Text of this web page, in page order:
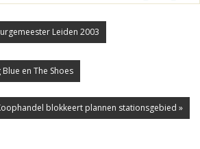
Leiden 2003
en The Shoes
blokkeert plannen stationsgebied »